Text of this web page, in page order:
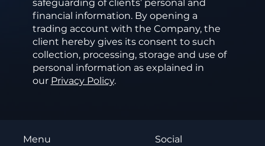
safeguarding of clients’ personal and
financial information. By opening a
trading account with the Company, the
client hereby gives its consent to such
collection, processing, storage and use of
personal information as explained in
our Privacy Policy.
Menu
Social